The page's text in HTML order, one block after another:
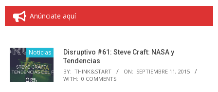
Anúnciate aquí
Noticias
Disruptivo #61: Steve Craft: NASA y
Tendencias
BY: THINK&START ON: SEPTIEMBRE 11, 2015
WITH: 0 COMMENTS